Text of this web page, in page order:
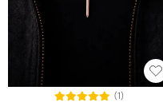
(1)